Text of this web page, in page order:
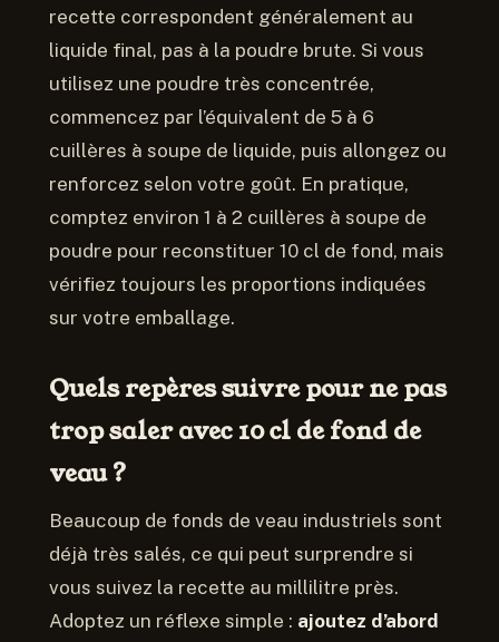
recette correspondent généralement au
liquide final, pas à la poudre brute. Si vous
utilisez une poudre très concentrée,
commencez par l’équivalent de 5 à 6
cuillères à soupe de liquide, puis allongez ou
renforcez selon votre goût. En pratique,
comptez environ 1 à 2 cuillères à soupe de
poudre pour reconstituer 10 cl de fond, mais
vérifiez toujours les proportions indiquées
sur votre emballage.
Quels repères suivre pour ne pas
trop saler avec 10 cl de fond de
veau ?
Beaucoup de fonds de veau industriels sont
déjà très salés, ce qui peut surprendre si
vous suivez la recette au millilitre près.
Adoptez un réflexe simple : ajoutez d’abord